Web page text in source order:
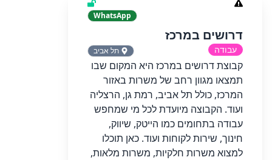
WhatsApp
דרושים במרכז
עבודה תל אביב
קבוצת דרושים במרכז היא המקום שבו
תמצאו מגוון רחב של משרות באזור
המרכז, כולל תל אביב, רמת גן, הרצליה
ועוד. הקבוצה מיועדת לכל מי שמחפש
עבודה בתחומים כמו הייטק, שיווק,
חינוך, שירות לקוחות ועוד. כאן תוכלו
למצוא משרות חלקיות, משרות מלאות,